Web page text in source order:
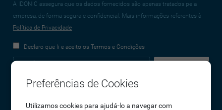
A IDONIC assegura que os dados fornecidos são apenas tratados pela
empresa, de forma segura e confidencial. Mais informações referentes à
Política de Privacidade
Declaro que li e aceito os Termos e Condições
Empresa
Preferências de Cookies
Utilizamos cookies para ajudá-lo a navegar com